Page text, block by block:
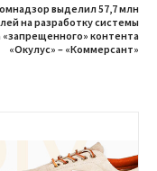
выделил 57,7 млн
на разработку системы
«запрещенного» контента
«Окулус» – «Коммерсант»